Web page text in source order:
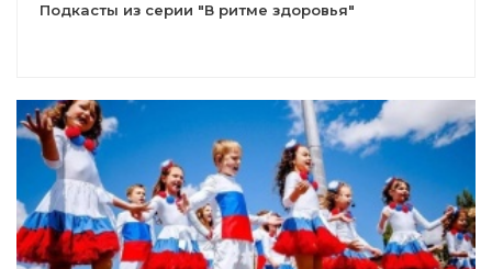
Подкасты из серии "В ритме здоровья"